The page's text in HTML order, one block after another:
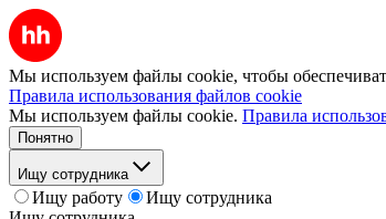
Мы используем файлы cookie, чтобы
Правила использования файлов cookie
Мы используем файлы cookie. Правила
Понятно
Ищу сотрудника
Ищу работу
Ищу сотрудника